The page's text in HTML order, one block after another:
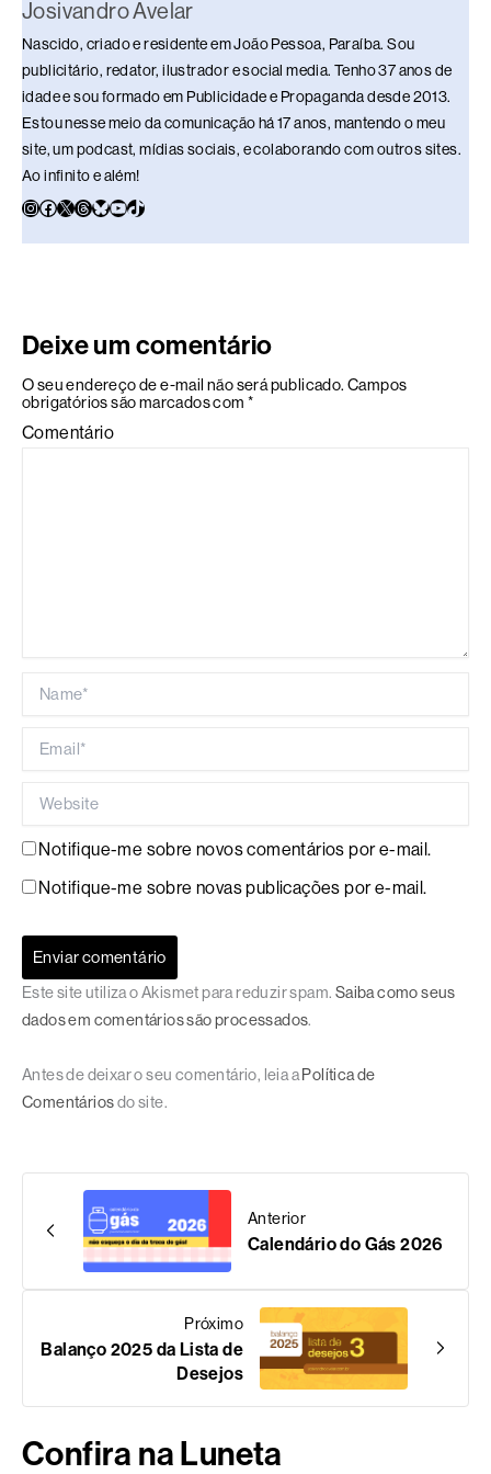
Josivandro Avelar
Nascido, criado e residente em João Pessoa, Paraíba. Sou
publicitário, redator, ilustrador e social media. Tenho 37 anos de
idade e sou formado em Publicidade e Propaganda desde 2013.
Estou nesse meio da comunicação há 17 anos, mantendo o meu
site, um podcast, mídias sociais, e colaborando com outros sites.
Ao infinito e além!
Deixe um comentário
O seu endereço de e-mail não será publicado. Campos
obrigatórios são marcados com *
Comentário
Notifique-me sobre novos comentários por e-mail.
Notifique-me sobre novas publicações por e-mail.
Este site utiliza o Akismet para reduzir spam. Saiba como seus
dados em comentários são processados.
Antes de deixar o seu comentário, leia aPolítica de
Comentáriosdo site.
Anterior
Calendário do Gás 2026
Próximo
Balanço 2025 da Lista de
Desejos
Confira na Luneta